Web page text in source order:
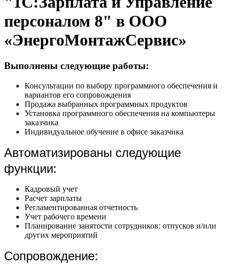
персоналом 8" в ООО
«ЭнергоМонтажСервис»
Выполнены следующие работы:
Консультации по выбору программного обеспечения и
вариантов его сопровождения
Продажа выбранных программных продуктов
Установка программного обеспечения на компьютеры
заказчика
Индивидуальное обучение в офисе заказчика
Автоматизированы следующие
функции:
Кадровый учет
Расчет зарплаты
Регламентированная отчетность
Учет рабочего времени
Планирование занятости сотрудников: отпусков и/или
других мероприятий
Сопровождение: